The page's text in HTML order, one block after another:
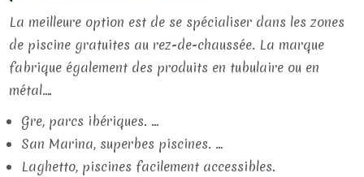
La meilleure option est de se spécialiser dans les zones
de piscine gratuites au rez-de-chaussée. La marque
fabrique également des produits en tubulaire ou en
métal….
Gre, parcs ibériques. …
San Marina, superbes piscines. …
Laghetto, piscines facilement accessibles.